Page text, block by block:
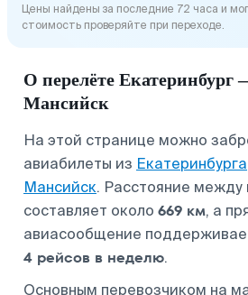
Цены найдены за последние 72 часа и
стоимость проверяйте при переходе.
О перелёте
Мансийск
На этой странице можно
авиабилеты из Екатеринбурга
Мансийск. Расстояние между
составляет около 669 км, а
авиасообщение
4 рейсов в неделю.
Основным перевозчиком на